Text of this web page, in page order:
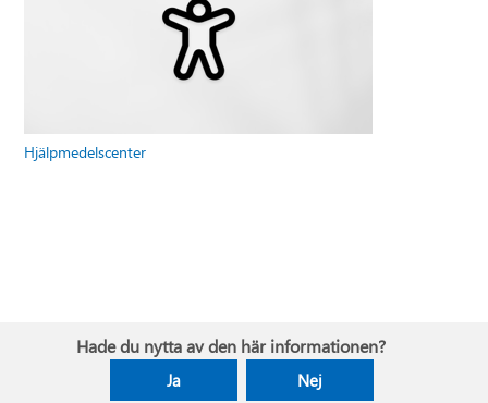
Hjälpmedelscenter
Hade du nytta av den här informationen?
Ja Nej